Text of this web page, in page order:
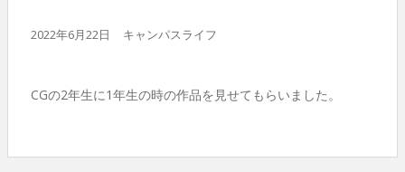
2022年6月22日 キャンパスライフ
CGの2年生に1年生の時の作品を見せてもらいました。